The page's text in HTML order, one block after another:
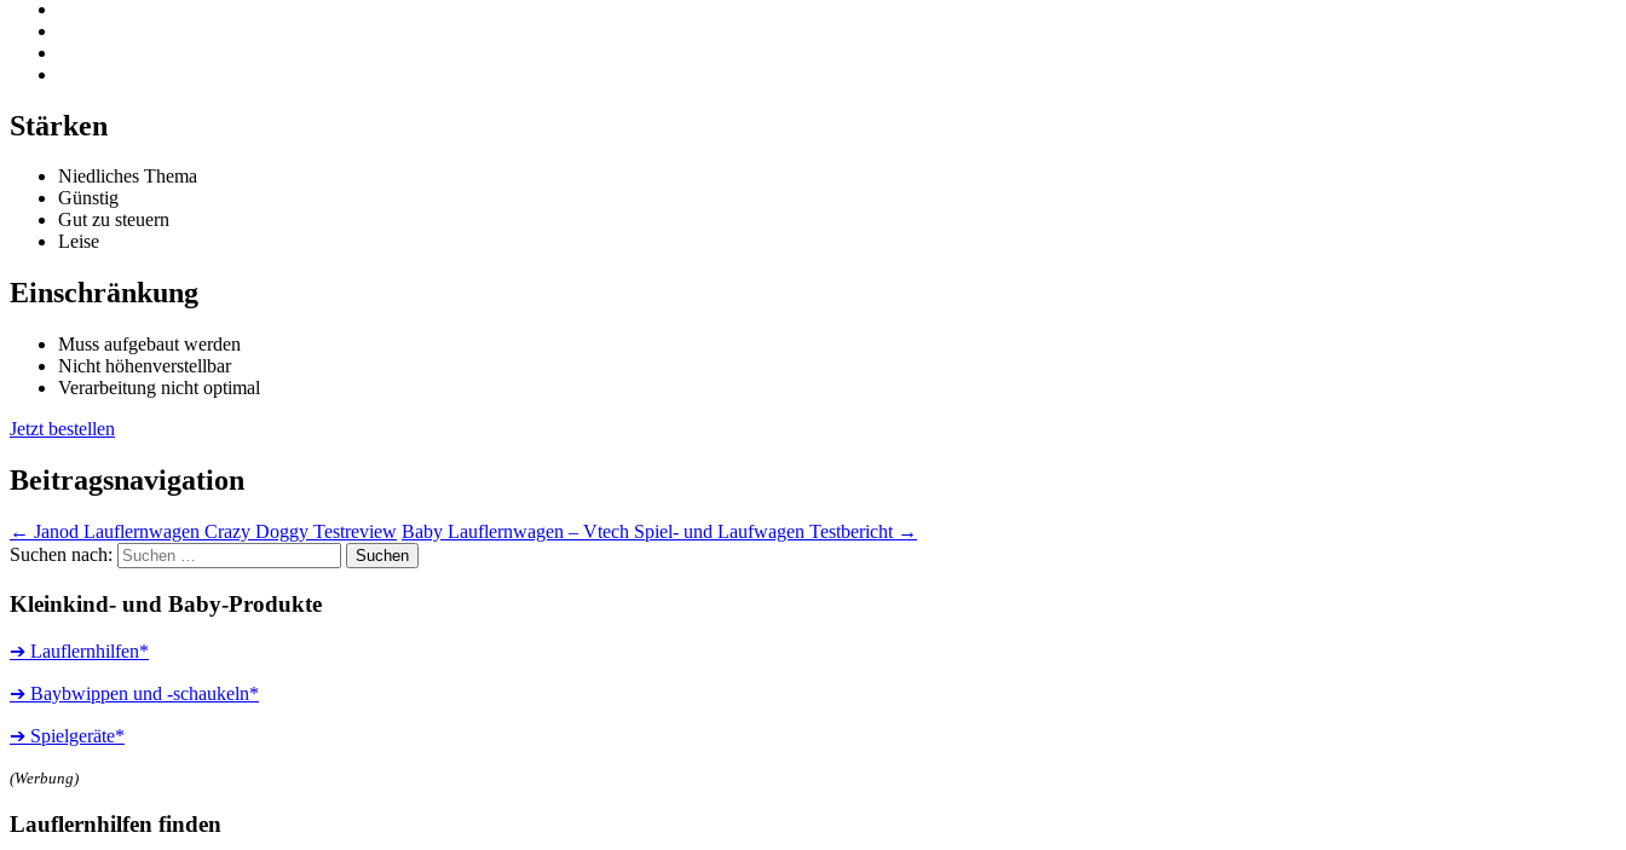
Stärken
Niedliches Thema
Günstig
Gut zu steuern
Leise
Einschränkung
Muss aufgebaut werden
Nicht höhenverstellbar
Verarbeitung nicht optimal
Jetzt bestellen
Beitragsnavigation
← Janod Lauflernwagen Crazy Doggy Testreview Baby Lauflernwagen – Vtech Spiel- und Laufwagen Testbericht →
Suchen nach:
Kleinkind- und Baby-Produkte
➔ Lauflernhilfen*
➔ Baybwippen und -schaukeln*
➔ Spielgeräte*
(Werbung)
Lauflernhilfen finden